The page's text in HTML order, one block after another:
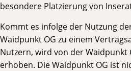
besondere Platzierung von
Kommt es infolge der Nutzung
Waidpunkt OG zu einem
Nutzern, wird von der Waidpunkt
erhoben. Die Waidpunkt OG ist